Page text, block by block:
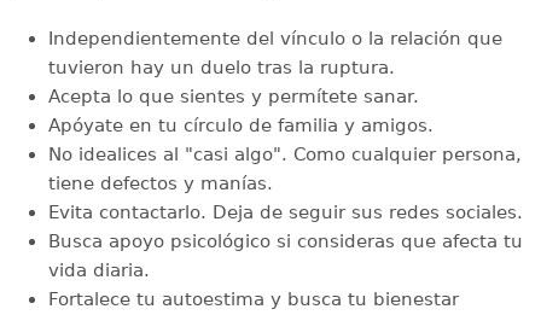
Independientemente del vínculo o la relación que
tuvieron hay un duelo tras la ruptura.
Acepta lo que sientes y permítete sanar.
Apóyate en tu círculo de familia y amigos.
No idealices al "casi algo". Como cualquier persona,
tiene defectos y manías.
Evita contactarlo. Deja de seguir sus redes sociales.
Busca apoyo psicológico si consideras que afecta tu
vida diaria.
Fortalece tu autoestima y busca tu bienestar